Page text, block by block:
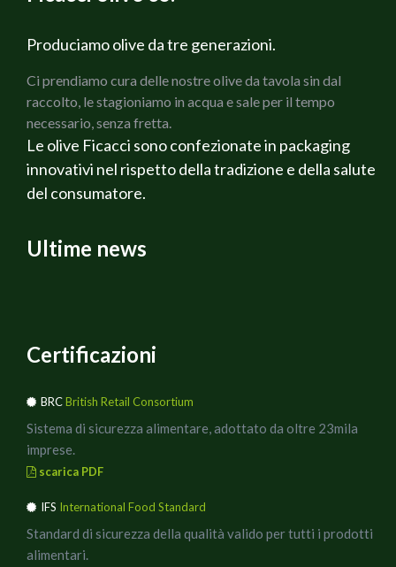
N:B ho omesso il sale perche` non ho lavato i capperi
Produciamo olive da tre generazioni.
Ci prendiamo cura delle nostre olive da tavola sin dal
raccolto, le stagioniamo in acqua e sale per il tempo
necessario, senza fretta.
Le olive Ficacci sono confezionate in packaging
innovativi nel rispetto della tradizione e della salute
del consumatore.
Ultime news
Certificazioni
BRCBritish Retail Consortium
Sistema di sicurezza alimentare, adottato da oltre 23mila
imprese.
scarica PDF
IFS International Food Standard
Standard di sicurezza della qualità valido per tutti i prodotti
alimentari.